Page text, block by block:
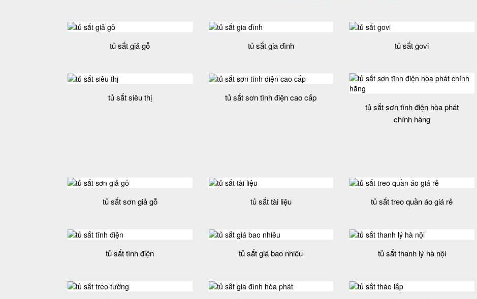
tủ sắt giả gỗ tủ sắt gia đình tủ sắt govi
tủ sắt siêu thị
tủ sắt sơn tĩnh điện cao cấp
tủ sắt sơn tĩnh điện hòa phát
chính hãng
tủ sắt sơn giả gỗ tủ sắt tài liệu tủ sắt treo quần áo giá rẻ
tủ sắt tĩnh điện tủ sắt giá bao nhiêu tủ sắt thanh lý hà nội